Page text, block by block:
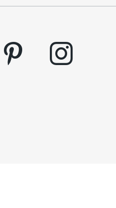
pinterest instagram